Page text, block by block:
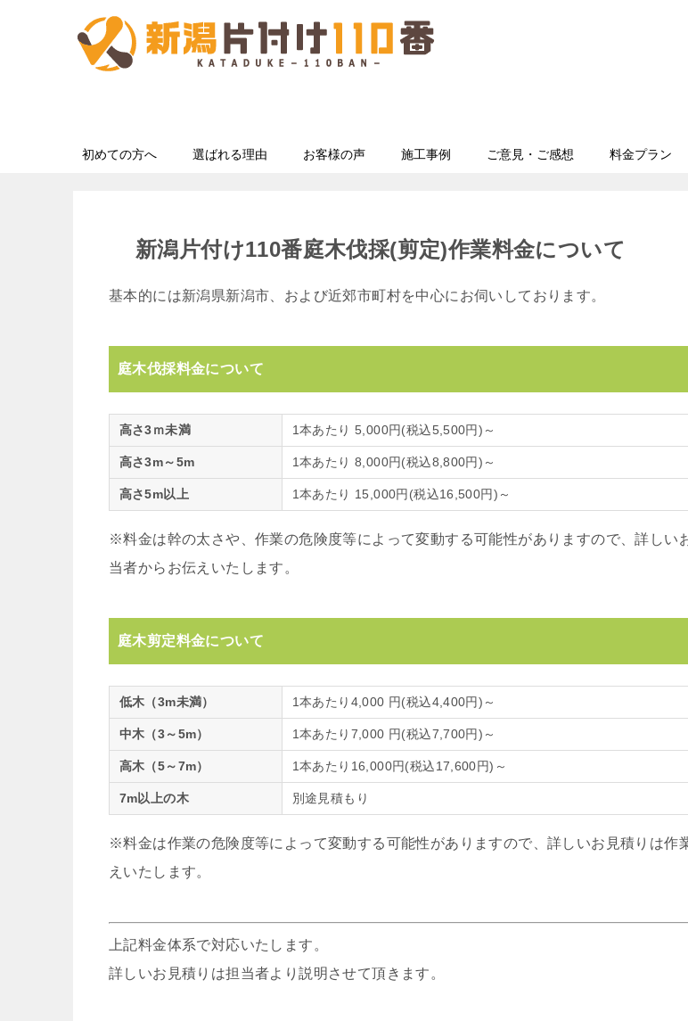
初めての方へ 選ばれる理由 お客様の声 施工事例 ご意見・ご感想 料金プラン
新潟片付け110番庭木伐採(剪定)作業料金について
基本的には新潟県新潟市、および近郊市町村を中心にお伺いしております。
庭木伐採料金について
高さ3ｍ未満 1本あたり 5,000円(税込5,500円)～
高さ3m～5m 1本あたり 8,000円(税込8,800円)～
高さ5m以上 1本あたり 15,000円(税込16,500円)～
※料金は幹の太さや、作業の危険度等によって変動する可能性がありますので、詳しい
当者からお伝えいたします。
庭木剪定料金について
低木（3m未満） 1本あたり4,000 円(税込4,400円)～
中木（3～5m） 1本あたり7,000 円(税込7,700円)～
高木（5～7m） 1本あたり16,000円(税込17,600円)～
7m以上の木 別途見積もり
※料金は作業の危険度等によって変動する可能性がありますので、詳しいお見積りは作
えいたします。
上記料金体系で対応いたします。
詳しいお見積りは担当者より説明させて頂きます。